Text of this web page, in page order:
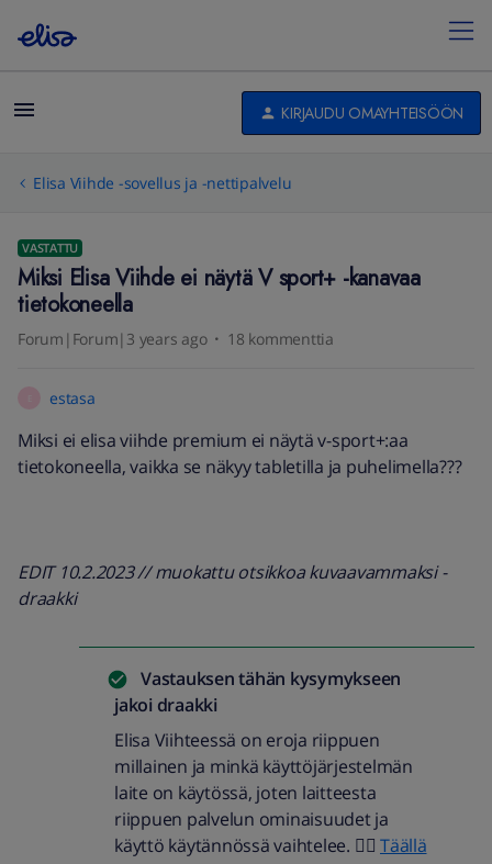
KIRJAUDU OMAYHTEISÖÖN
Elisa Viihde -sovellus ja -nettipalvelu
VASTATTU
Miksi Elisa Viihde ei näytä V sport+ -kanavaa
tietokoneella
Forum|Forum|3 years ago 18 kommenttia
estasa
Miksi ei elisa viihde premium ei näytä v-sport+:aa
tietokoneella, vaikka se näkyy tabletilla ja puhelimella???
EDIT 10.2.2023 // muokattu otsikkoa kuvaavammaksi -
draakki
Vastauksen tähän kysymykseen
jakoi draakki
Elisa Viihteessä on eroja riippuen
millainen ja minkä käyttöjärjestelmän
laite on käytössä, joten laitteesta
riippuen palvelun ominaisuudet ja
käyttö käytännössä vaihtelee. 👍🏼 Täällä